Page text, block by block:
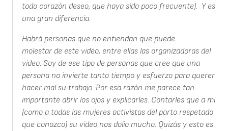
todo corazón deseo, que haya sido poco frecuente). Y es
una gran diferencia.
Habrá personas que no entiendan que puede
molestar de este video, entre ellas las organizadoras del
video. Soy de ese tipo de personas que cree que una
persona no invierte tanto tiempo y esfuerzo para querer
hacer mal su trabajo. Por esa razón me parece tan
importante abrir los ojos y explicarles. Contarles que a mi
(como a todas las mujeres activistas del parto respetado
que conozco) su video nos dolio mucho. Quizás y esto es